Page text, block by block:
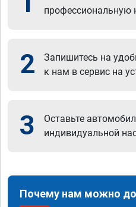
профессиональную
2
Запишитесь на
к нам в сервис на
3
Оставьте
индивидуальной
Почему нам можно